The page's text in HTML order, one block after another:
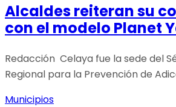
Alcaldes reiteran su
con el modelo Planet
Redacción Celaya fue la sede del
Regional para la Prevención de
Municipios